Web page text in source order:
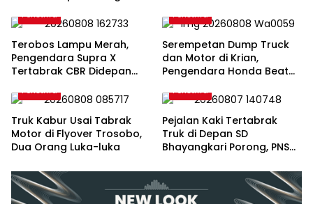
SEPANJANG, SIDOARJO,
Peristiwa
Terobos Lampu Merah,
Pengendara Supra X
Tertabrak CBR Didepan
Peristiwa
Serempetan Dump Truck
dan Motor di Krian,
Pengendara Honda Beat
Peristiwa
Truk Kabur Usai Tabrak
Motor di Flyover Trosobo,
Dua Orang Luka-luka
Peristiwa
Pejalan Kaki Tertabrak
Truk di Depan SD
Bhayangkari Porong, PNS
Serius